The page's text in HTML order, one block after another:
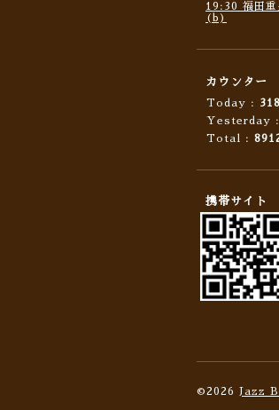
19:30 福田
(b)
カウンター
Today :
Yesterday :
Total :
携帯サイト
©2026 Jazz